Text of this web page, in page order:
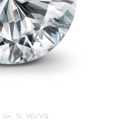
G+, SI, VG/VG